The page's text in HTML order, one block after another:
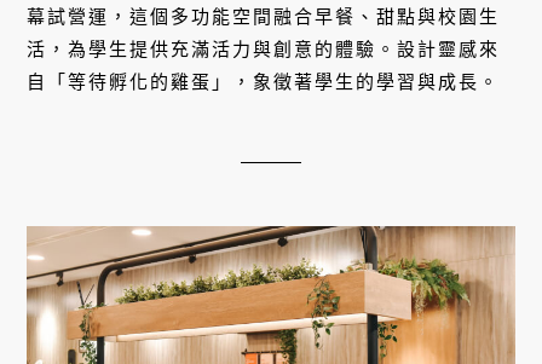
幕試營運，這個多功能空間融合早餐、甜點與校園生
活，為學生提供充滿活力與創意的體驗。設計靈感來
自「等待孵化的雞蛋」，象徵著學生的學習與成長。